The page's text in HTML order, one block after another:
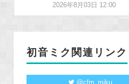
2026年8月03日 12:00
初音ミク関連リンク
@cfm_miku